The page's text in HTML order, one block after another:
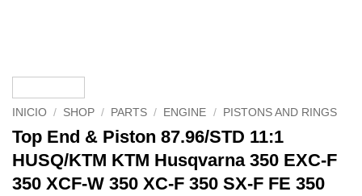
INICIO / SHOP / PARTS / ENGINE / PISTONS AND RINGS
Top End & Piston 87.96/STD 11:1
HUSQ/KTM KTM Husqvarna 350 EXC-F
350 XCF-W 350 XC-F 350 SX-F FE 350